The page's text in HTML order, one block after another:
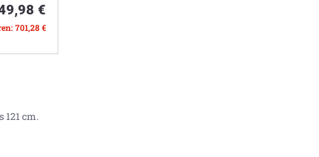
€
701,28 €
121 cm.